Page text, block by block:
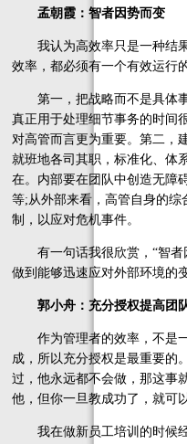
孟朝霞：智者因势而变
我认为高效率只是一种结果
效率，都必须有一个有效运行
第一，把战略而不是具体事
真正用于处理细节事务的时间
对高管而言更为重要。第二，
就班地各司其职，标准化、体
在。内部要在团队中创造无障
等;从外部来看，高管自身的
制，以应对危机事件。
有一句话我很欣赏，“智者
做到能够迅速应对外部环境的
郭小舟：充分授权提高团
作为管理者的效率，不是一
成，所以充分授权是最重要的
过，他永远都不会做，那这事
他，但你一旦教成功了，就可
我在做新员工培训的时候经